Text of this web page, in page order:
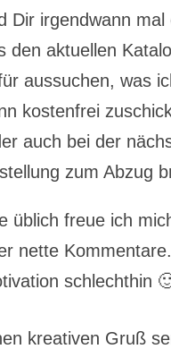
Dir irgendwann mal
den aktuellen
aussuchen, was
kostenfrei
auch bei der
zum Abzug
üblich freue ich
nette
schlechthin
kreativen Gruß